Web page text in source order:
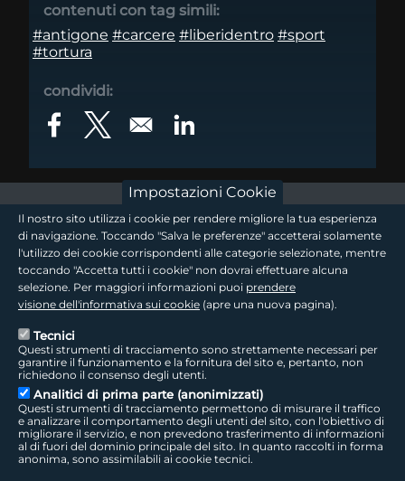
contenuti con tag simili:
#antigone #carcere #liberidentro #sport
#tortura
condividi:
Opens in a new window
Opens in a new windowOpens in a new window
footer - sezione logo 1
footer - sezione logo2
footer - sezione link utili
Seguici sui social
LepidaTV | Accessibilità | Cookie | Privacy | Social Media Policy
Impostazioni Cookie
Il nostro sito utilizza i cookie per rendere migliore la tua esperienza
di navigazione. Toccando "Salva le preferenze" accetterai solamente
l'utilizzo dei cookie corrispondenti alle categorie selezionate, mentre
toccando "Accetta tutti i cookie" non dovrai effettuare alcuna
selezione. Per maggiori informazioni puoi prendere
visione dell'informativa sui cookie (apre una nuova pagina).
Tecnici
Questi strumenti di tracciamento sono strettamente necessari per
garantire il funzionamento e la fornitura del sito e, pertanto, non
richiedono il consenso degli utenti.
Analitici di prima parte (anonimizzati)
Questi strumenti di tracciamento permettono di misurare il traffico
e analizzare il comportamento degli utenti del sito, con l'obiettivo di
migliorare il servizio, e non prevedono trasferimento di informazioni
al di fuori del dominio principale del sito. In quanto raccolti in forma
anonima, sono assimilabili ai cookie tecnici.